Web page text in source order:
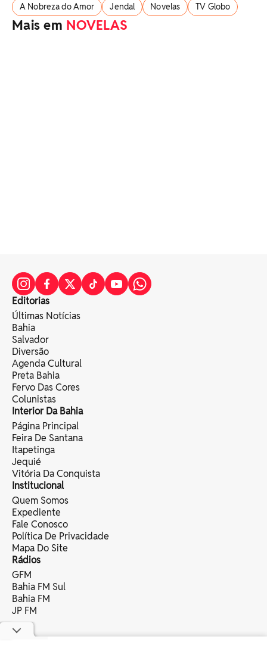
A Nobreza do Amor Jendal Novelas TV Globo
Mais em NOVELAS
Editorias
Últimas Notícias
Bahia
Salvador
Diversão
Agenda Cultural
Preta Bahia
Fervo Das Cores
Colunistas
Interior Da Bahia
Página Principal
Feira De Santana
Itapetinga
Jequié
Vitória Da Conquista
Institucional
Quem Somos
Expediente
Fale Conosco
Política De Privacidade
Mapa Do Site
Rádios
GFM
Bahia FM Sul
Bahia FM
JP FM